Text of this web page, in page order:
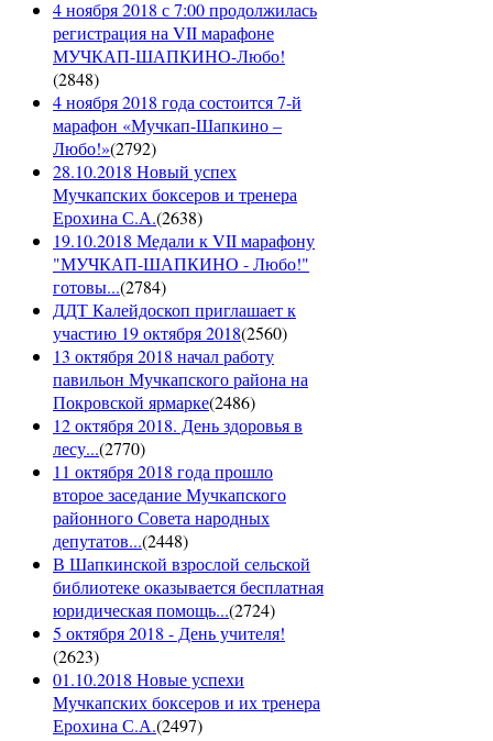
4 ноября 2018 с 7:00 продолжилась
регистрация на VII марафоне
МУЧКАП-ШАПКИНО-Любо!
(2848)
4 ноября 2018 года состоится 7-й
марафон «Мучкап-Шапкино –
Любо!»(2792)
28.10.2018 Новый успех
Мучкапских боксеров и тренера
Ерохина С.А.(2638)
19.10.2018 Медали к VII марафону
"МУЧКАП-ШАПКИНО - Любо!"
готовы...(2784)
ДДТ Калейдоскоп приглашает к
участию 19 октября 2018(2560)
13 октября 2018 начал работу
павильон Мучкапского района на
Покровской ярмарке(2486)
12 октября 2018. День здоровья в
лесу...(2770)
11 октября 2018 года прошло
второе заседание Мучкапского
районного Совета народных
депутатов...(2448)
В Шапкинской взрослой сельской
библиотеке оказывается бесплатная
юридическая помощь...(2724)
5 октября 2018 - День учителя!
(2623)
01.10.2018 Новые успехи
Мучкапских боксеров и их тренера
Ерохина С.А.(2497)